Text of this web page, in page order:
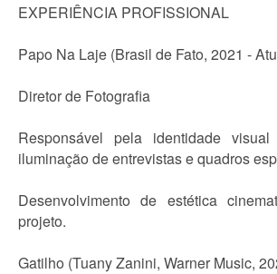
EXPERIÊNCIA PROFISSIONAL
Papo Na Laje (Brasil de Fato, 2021 -
Diretor de Fotografia
Responsável pela identidade
iluminação de entrevistas e quadros
Desenvolvimento de estética
projeto.
Gatilho (Tuany Zanini, Warner Music,